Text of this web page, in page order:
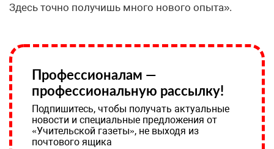
Здесь точно получишь много нового опыта».
Профессионалам —
профессиональную рассылку!
Подпишитесь, чтобы получать актуальные
новости и специальные предложения от
«Учительской газеты», не выходя из
почтового ящика